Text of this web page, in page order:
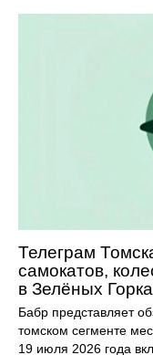
Телеграм
самокатов,
в Зелёных
Бабр представляет
томском сегменте
19 июля 2026 года